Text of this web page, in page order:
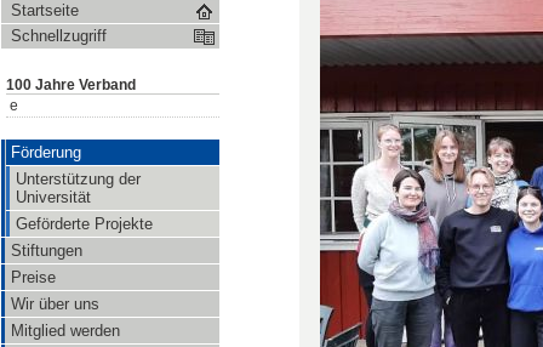
Startseite
Schnellzugriff
100 Jahre Verband
e
Förderung
Unterstützung der
Universität
Geförderte Projekte
Stiftungen
Preise
Wir über uns
Mitglied werden